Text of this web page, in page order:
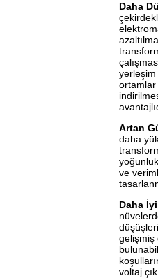
Daha
yerleşim
ortamlar
Artan
daha
ve
Daha
gelişmiş
voltaj